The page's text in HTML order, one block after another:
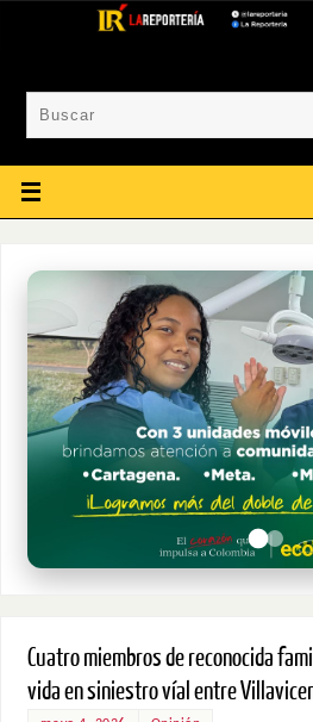
Cuatro miembros de reconocida
vida en siniestro víal entre